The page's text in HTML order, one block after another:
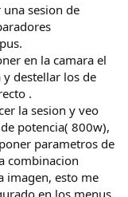
sesion de
en la camara el
destellar los de
.
la sesion y veo
potencia( 800w),
parametros de
combinacion
imagen, esto me
en los menus